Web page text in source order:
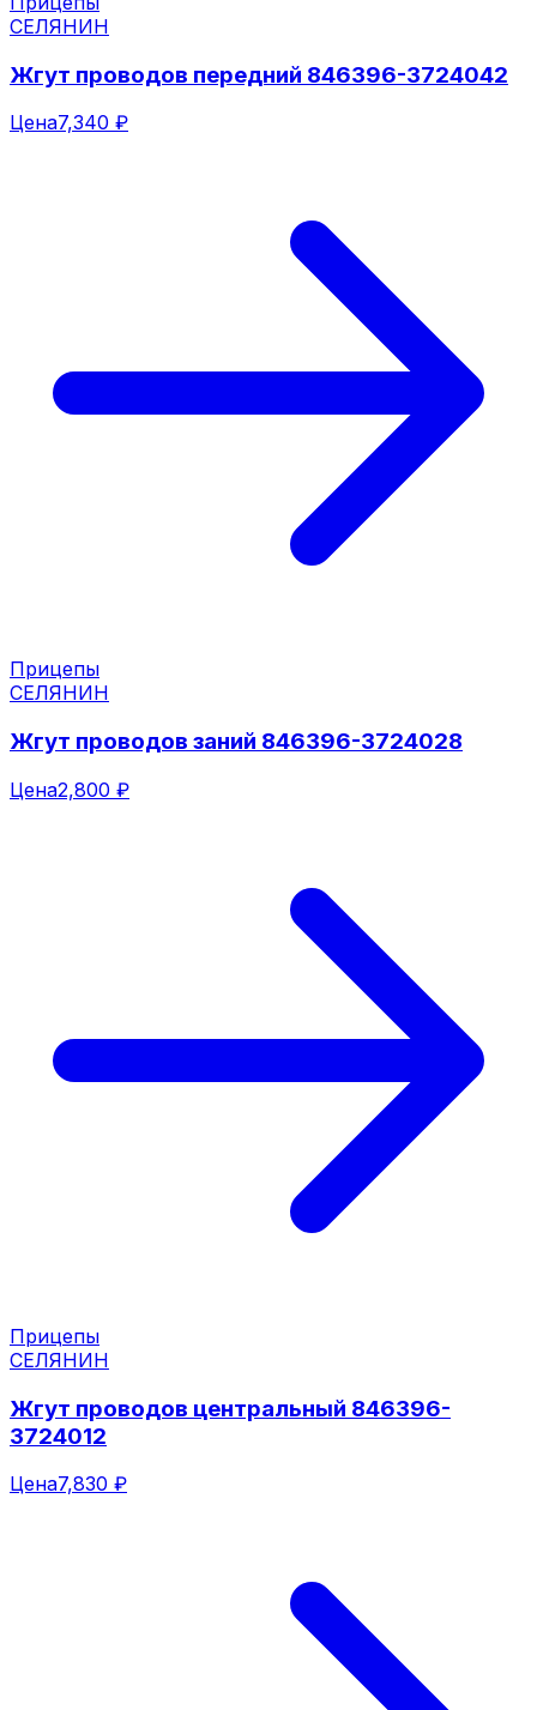
СЕЛЯНИН
Жгут проводов передний 846396-3724042
Цена7,340 ₽
Прицепы
СЕЛЯНИН
Жгут проводов заний 846396-3724028
Цена2,800 ₽
Прицепы
СЕЛЯНИН
Жгут проводов центральный 846396-
3724012
Цена7,830 ₽